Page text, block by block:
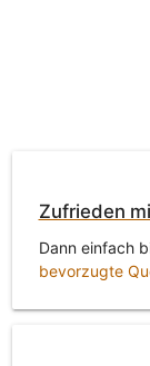
Zufrieden
Dann einfach
bevorzugte